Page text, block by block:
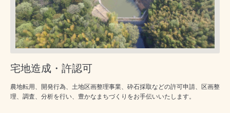
宅地造成・許認可
農地転用、開発行為、土地区画整理事業、砕石採取などの許可申請、区画整
理、調査、分析を行い、豊かなまちづくりをお手伝いいたします。